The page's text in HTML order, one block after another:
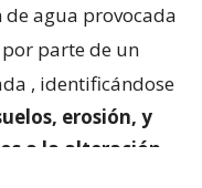
agua provocada
parte de un
, identificándose
erosión, y
a la alteración